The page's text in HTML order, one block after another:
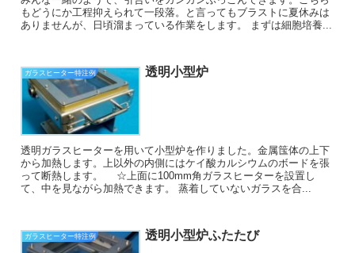
もどうにか工程抑えられて一段落。と言ってもブラストに夏休みは
ありませんが、日頃溜まっている作業をします。 まずは細胞培養...
ガラスヒーター特注例 透明小型炉
透明ガラスヒーターを用いて小型炉を作りました。金属筺体の上下
から加熱します。上以外の内側にはケイ酸カルシウムのボードを張
って断熱します。 ☆上面に100mm角ガラスヒーターを設置し
て、中を見ながら加熱できます。 蒸着していないガラスを合...
ガラスヒーター特注例 透明小型炉ふたたび